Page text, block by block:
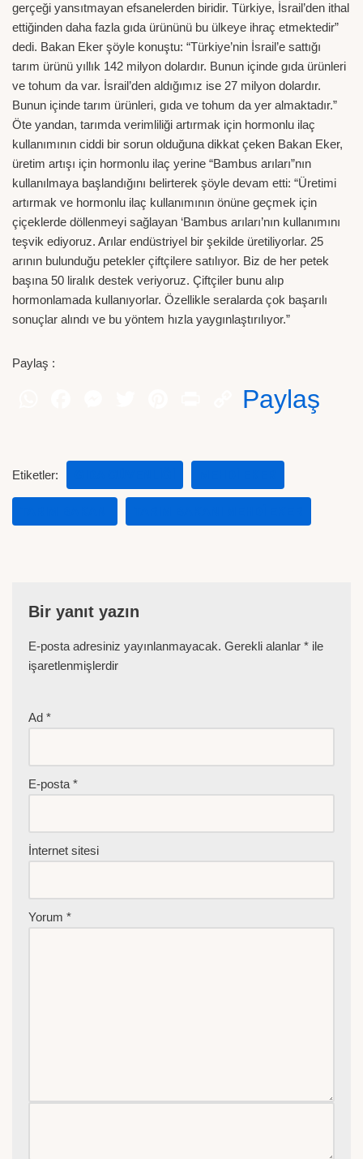
gerçeği yansıtmayan efsanelerden biridir. Türkiye, İsrail’den ithal
ettiğinden daha fazla gıda ürününü bu ülkeye ihraç etmektedir”
dedi. Bakan Eker şöyle konuştu: “Türkiye’nin İsrail’e sattığı
tarım ürünü yıllık 142 milyon dolardır. Bunun içinde gıda ürünleri
ve tohum da var. İsrail’den aldığımız ise 27 milyon dolardır.
Bunun içinde tarım ürünleri, gıda ve tohum da yer almaktadır.”
Öte yandan, tarımda verimliliği artırmak için hormonlu ilaç
kullanımının ciddi bir sorun olduğuna dikkat çeken Bakan Eker,
üretim artışı için hormonlu ilaç yerine “Bambus arıları”nın
kullanılmaya başlandığını belirterek şöyle devam etti: “Üretimi
artırmak ve hormonlu ilaç kullanımının önüne geçmek için
çiçeklerde döllenmeyi sağlayan ‘Bambus arıları’nın kullanımını
teşvik ediyoruz. Arılar endüstriyel bir şekilde üretiliyorlar. 25
arının bulunduğu petekler çiftçilere satılıyor. Biz de her petek
başına 50 liralık destek veriyoruz. Çiftçiler bunu alıp
hormonlamada kullanıyorlar. Özellikle seralarda çok başarılı
sonuçlar alındı ve bu yöntem hızla yaygınlaştırılıyor.”
Paylaş :
Paylaş
Etiketler:
Bir yanıt yazın
E-posta adresiniz yayınlanmayacak. Gerekli alanlar * ile
işaretlenmişlerdir
Ad *
E-posta *
İnternet sitesi
Yorum *